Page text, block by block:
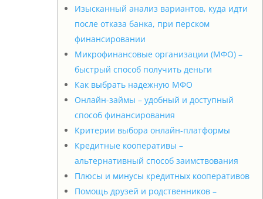
Изысканный анализ вариантов, куда идти
после отказа банка, при перском
финансировании
Микрофинансовые организации (МФО) –
быстрый способ получить деньги
Как выбрать надежную МФО
Онлайн-займы – удобный и доступный
способ финансирования
Критерии выбора онлайн-платформы
Кредитные кооперативы –
альтернативный способ заимствования
Плюсы и минусы кредитных кооперативов
Помощь друзей и родственников –